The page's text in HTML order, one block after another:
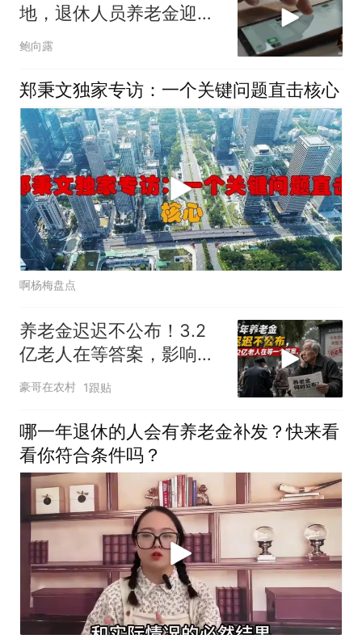
地，退休人员养老金迎来
新变化
鲍向露
郑秉文独家专访：一个关键问题直击核心
啊杨梅盘点
养老金迟迟不公布！3.2
亿老人在等答案，影响远
比你想的更大
豪哥在农村 1跟贴
哪一年退休的人会有养老金补发？快来看
看你符合条件吗？